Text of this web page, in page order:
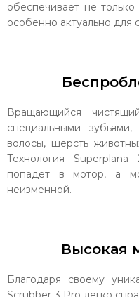
обеспечивает не
особенно актуально для
Вращающийся
специальными
волосы, шерсть
Технология
попадет в мотор, а
неизменной.
Высокая
Благодаря своему